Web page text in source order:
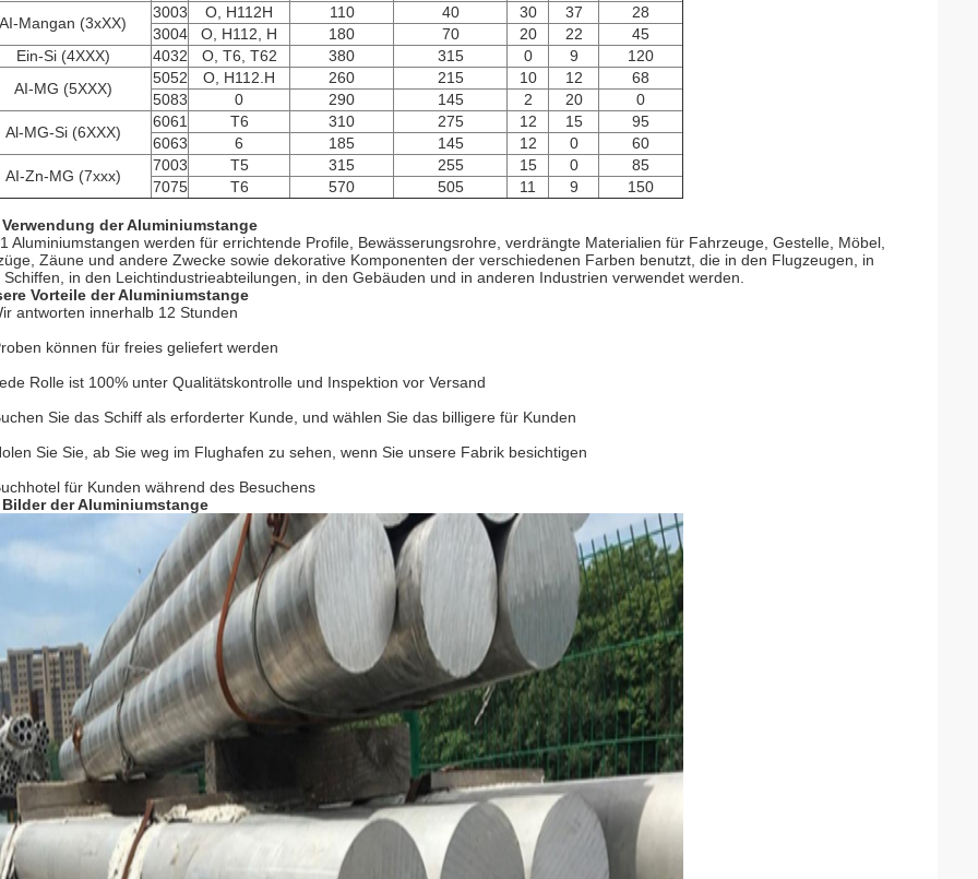
AI-Mangan (3xXX)
3003 O, H112H 110 40 30 37
28
3004
O, H112, H 180 70 20 22
45
Ein-Si (4XXX)
4032 O, T6, T62 380 315 0 9
120
AI-MG (5XXX)
5052 O, H112.H 260 215 10 12
68
5083
0 290 145 2 20
0
Al-MG-Si (6XXX)
6061 T6 310 275 12 15
95
6063
6 185 145 12 0
60
AI-Zn-MG (7xxx)
7003 T5 315 255 15 0
85
7075
T6 570 505 11 9 150
Verwendung der Aluminiumstange
Aluminiumstangen werden für errichtende Profile, Bewässerungsrohre, verdrängte Materialien für Fahrzeuge, Gestelle, Möbel,
Zäune und andere Zwecke sowie dekorative Komponenten der verschiedenen Farben benutzt, die in den Flugzeugen, in
Schiffen, in den Leichtindustrieabteilungen, in den Gebäuden und in anderen Industrien verwendet werden.
Vorteile der Aluminiumstange
antworten innerhalb 12 Stunden
können für freies geliefert werden
Rolle ist 100% unter Qualitätskontrolle und Inspektion vor Versand
Sie das Schiff als erforderter Kunde, und wählen Sie das billigere für Kunden
Sie Sie, ab Sie weg im Flughafen zu sehen, wenn Sie unsere Fabrik besichtigen
für Kunden während des Besuchens
Bilder der Aluminiumstange